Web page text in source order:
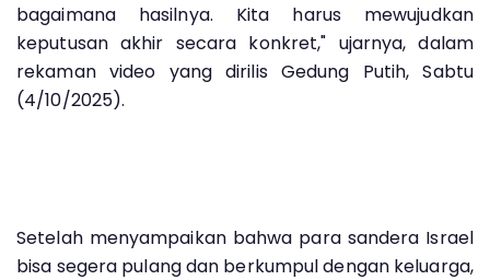
bagaimana hasilnya. Kita harus mewujudkan
keputusan akhir secara konkret," ujarnya, dalam
rekaman video yang dirilis Gedung Putih, Sabtu
(4/10/2025).
Setelah menyampaikan bahwa para sandera Israel
bisa segera pulang dan berkumpul dengan keluarga,